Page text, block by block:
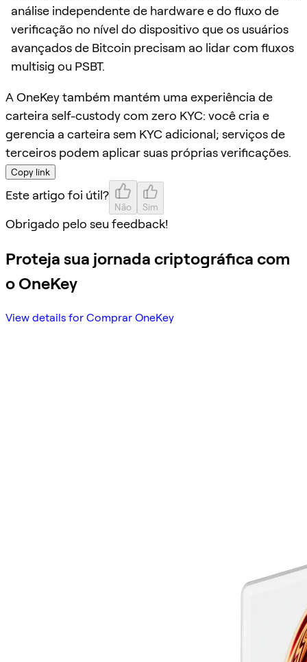
análise independente de hardware e do fluxo de
verificação no nível do dispositivo que os usuários
avançados de Bitcoin precisam ao lidar com fluxos
multisig ou PSBT.
A OneKey também mantém uma experiência de
carteira self-custody com zero KYC: você cria e
gerencia a carteira sem KYC adicional; serviços de
terceiros podem aplicar suas próprias verificações.
Copy link
Este artigo foi útil?
Não Sim
Obrigado pelo seu feedback!
Proteja sua jornada criptográfica com
o OneKey
View details for Comprar OneKey